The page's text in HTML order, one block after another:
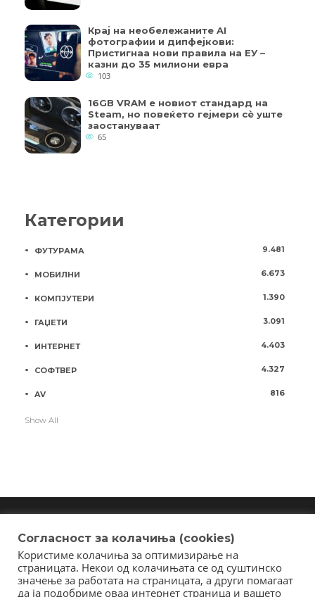
Крај на необележаните AI
фотографии и дипфејкови:
Пристигнаа нови правила на ЕУ –
казни до 35 милиони евра
103
16GB VRAM е новиот стандард на
Steam, но повеќето гејмери ​​сè уште
заостануваат
65
Категории
ФУТУРАМА 9.481
МОБИЛНИ 6.673
КОМПЈУТЕРИ 1.390
ГАЏЕТИ 3.091
ИНТЕРНЕТ 4.403
СОФТВЕР 4.327
AV 816
Show All
Copyright © 2018 - Member of IAB Macedonia
Member of Clip Media Group / 2017
Согласност за колачиња (cookies)
Користиме колачиња за оптимизирање на
страницата. Некои од колачињата се од суштинско
значење за работата на страницата, а други помагаат
да ја подобриме оваа интернет страница и вашето